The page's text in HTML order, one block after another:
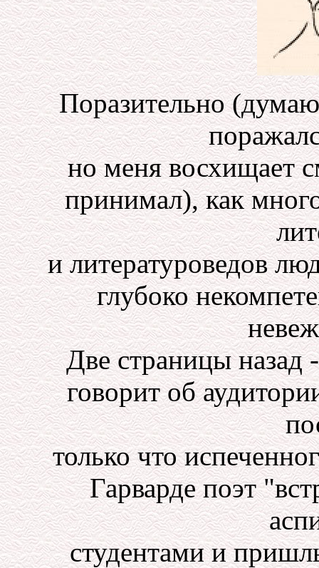
Поразительно
но меня восхищает
принимал), как
и литературоведов
глубоко
Две страницы
говорит об
только что
Гарварде поэт
студентами и